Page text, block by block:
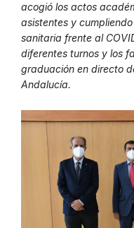
acogió los actos
asistentes y
sanitaria frente al
diferentes turnos y los
graduación en directo
Andalucía.